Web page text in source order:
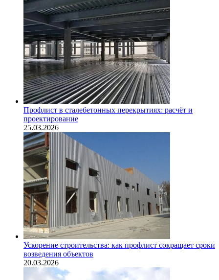
Профлист в сталебетонных перекрытиях: расчёт и
проектирование
25.03.2026
Ускорение строительства: как профлист сокращает сроки
возведения объектов
20.03.2026